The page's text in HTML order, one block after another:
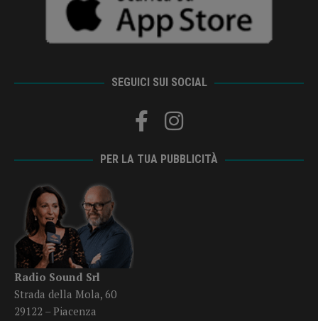
SEGUICI SUI SOCIAL
PER LA TUA PUBBLICITÀ
Radio Sound Srl
Strada della Mola, 60
29122 – Piacenza